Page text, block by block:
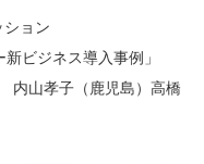
ション
ビジネス導入事例」
内山孝子（鹿児島）高橋